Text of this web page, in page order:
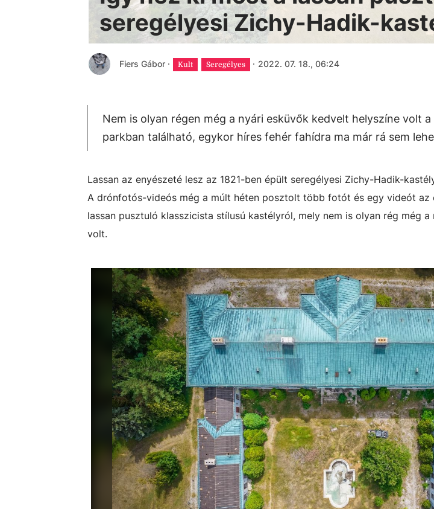
seregélyesi Zichy-Hadik-
Fiers Gábor · Kult Seregélyes · 2022. 07. 18., 06:24
Nem is olyan régen még a nyári esküvők kedvelt helyszíne volt a
parkban található, egykor híres fehér fahídra ma már rá sem
Lassan az enyészeté lesz az 1821-ben épült seregélyesi Zichy-Hadik-
A drónfotós-videós még a múlt héten posztolt több fotót és egy videót
lassan pusztuló klasszicista stílusú kastélyról, mely nem is olyan rég még
volt.